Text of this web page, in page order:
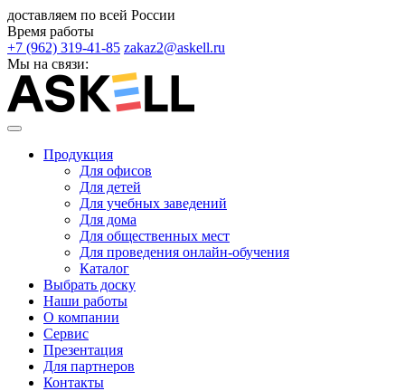
доставляем по всей России
Время работы
+7 (962) 319-41-85 zakaz2@askell.ru
Мы на связи:
Продукция
Для офисов
Для детей
Для учебных заведений
Для дома
Для общественных мест
Для проведения онлайн-обучения
Каталог
Выбрать доску
Наши работы
О компании
Сервис
Презентация
Для партнеров
Контакты